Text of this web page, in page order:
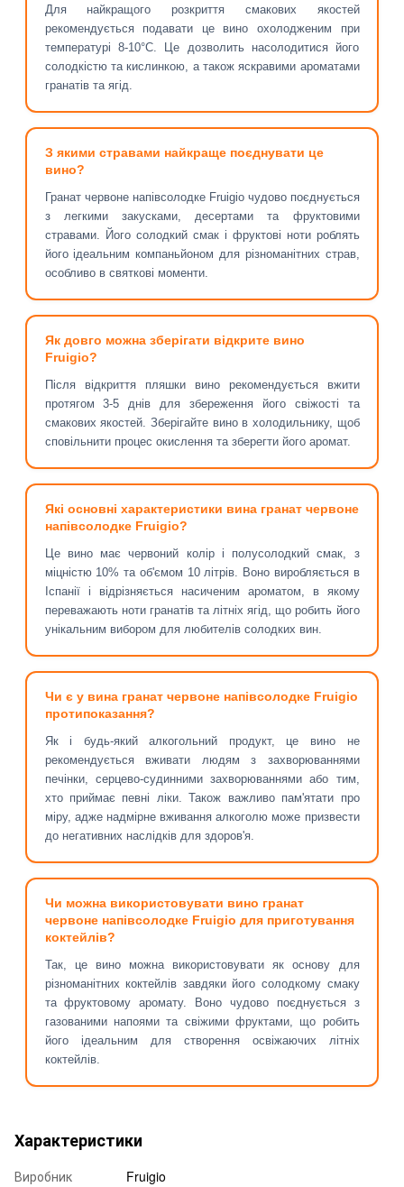
Для найкращого розкриття смакових якостей
рекомендується подавати це вино охолодженим при
температурі 8-10°C. Це дозволить насолодитися його
солодкістю та кислинкою, а також яскравими ароматами
гранатів та ягід.
З якими стравами найкраще поєднувати це
вино?
Гранат червоне напівсолодке Fruigio чудово поєднується
з легкими закусками, десертами та фруктовими
стравами. Його солодкий смак і фруктові ноти роблять
його ідеальним компаньйоном для різноманітних страв,
особливо в святкові моменти.
Як довго можна зберігати відкрите вино
Fruigio?
Після відкриття пляшки вино рекомендується вжити
протягом 3-5 днів для збереження його свіжості та
смакових якостей. Зберігайте вино в холодильнику, щоб
сповільнити процес окислення та зберегти його аромат.
Які основні характеристики вина гранат червоне
напівсолодке Fruigio?
Це вино має червоний колір і полусолодкий смак, з
міцністю 10% та об'ємом 10 літрів. Воно виробляється в
Іспанії і відрізняється насиченим ароматом, в якому
переважають ноти гранатів та літніх ягід, що робить його
унікальним вибором для любителів солодких вин.
Чи є у вина гранат червоне напівсолодке Fruigio
протипоказання?
Як і будь-який алкогольний продукт, це вино не
рекомендується вживати людям з захворюваннями
печінки, серцево-судинними захворюваннями або тим,
хто приймає певні ліки. Також важливо пам'ятати про
міру, адже надмірне вживання алкоголю може призвести
до негативних наслідків для здоров'я.
Чи можна використовувати вино гранат
червоне напівсолодке Fruigio для приготування
коктейлів?
Так, це вино можна використовувати як основу для
різноманітних коктейлів завдяки його солодкому смаку
та фруктовому аромату. Воно чудово поєднується з
газованими напоями та свіжими фруктами, що робить
його ідеальним для створення освіжаючих літніх
коктейлів.
Характеристики
Виробник
Fruigio